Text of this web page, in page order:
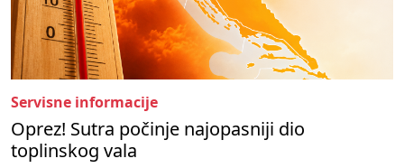
Servisne informacije
Oprez! Sutra počinje najopasniji dio
toplinskog vala